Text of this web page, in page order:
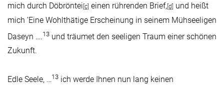
mich durch Döbröntei [c] einen rührenden Brief, [d]
und heißt
mich ’Eine Wohlthätige Erscheinung in seinem Mühseeligen
Daseyn ….13 und träumet den seeligen Traum einer schönen
Zukunft.
Edle Seele, …13 ich werde Ihnen nun lang keinen